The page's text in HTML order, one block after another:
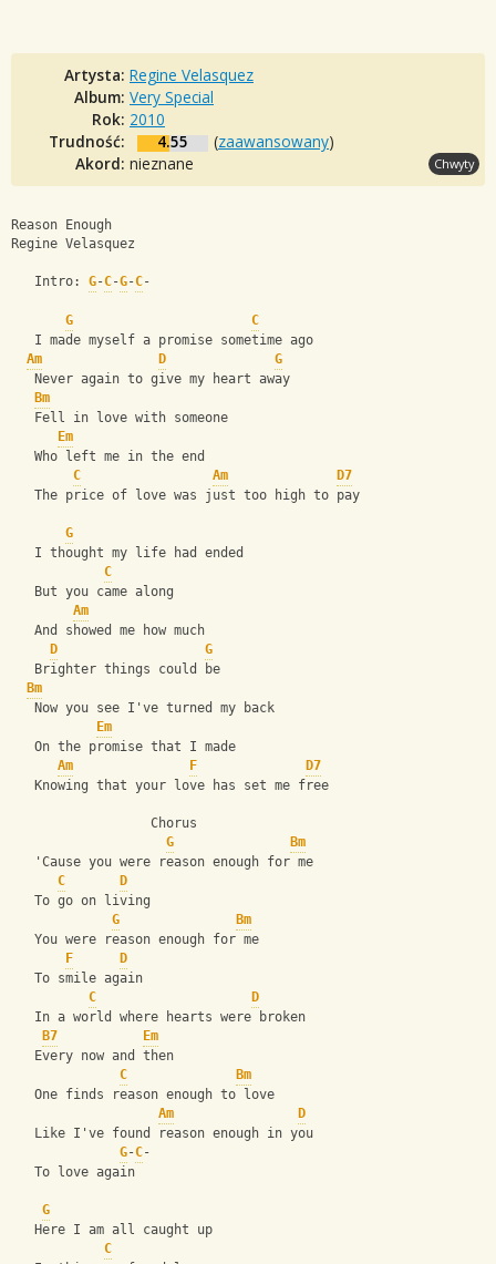
Artysta: Regine Velasquez
Album: Very Special
Rok: 2010
Trudność:
4.55 (zaawansowany)
Akord: nieznane Chwyty
Reason Enough
Regine Velasquez
   Intro:
G-C-G-C-
G
C
   I made myself a promise sometime ago
Am
D
G
   Never again to give my heart away
Bm
   Fell in love with someone
Em
   Who left me in the end
C
Am
D7
   The price of love was just too high to pay
G
   I thought my life had ended
C
   But you came along
Am
   And showed me how much
D
G
   Brighter things could be
Bm
   Now you see I've turned my back
Em
   On the promise that I made
Am
F
D7
   Knowing that your love has set me free
                  Chorus
G
Bm
   'Cause you were reason enough for me
C
D
   To go on living
G
Bm
   You were reason enough for me
F
D
   To smile again
C
D
   In a world where hearts were broken
B7
Em
   Every now and then
C
Bm
   One finds reason enough to love
Am
D
   Like I've found reason enough in you
G-C-
   To love again
G
   Here I am all caught up
C